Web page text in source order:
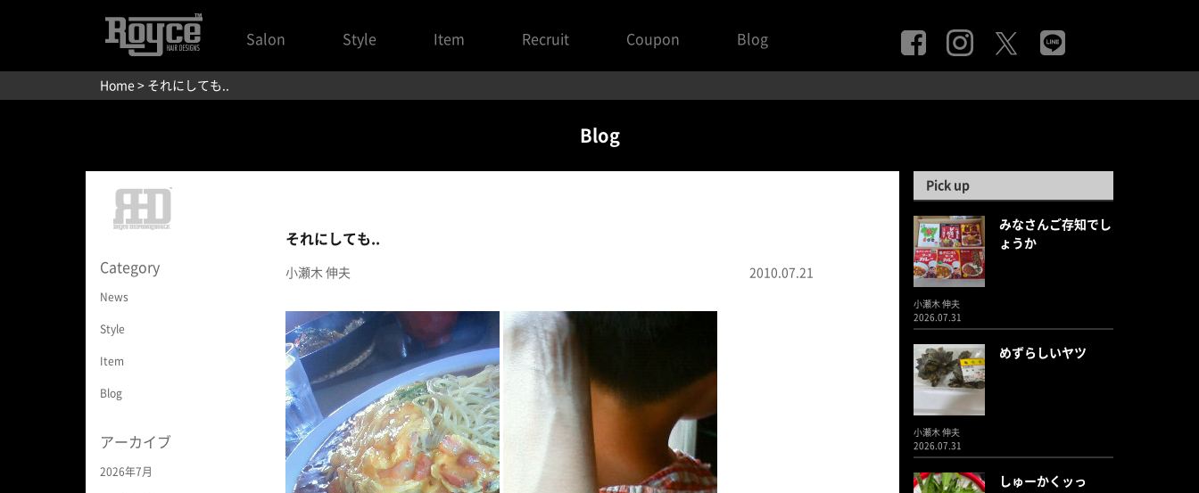
Salon Style Item Recruit Coupon Blog
Home > それにしても..
Blog
Category
News
Style
Item
Blog
アーカイブ
2026年7月
それにしても..
小瀬木 伸夫 2010.07.21
Pick up
みなさんご存知でし
ょうか
小瀬木 伸夫
2026.07.31
めずらしいヤツ
小瀬木 伸夫
2026.07.31
しゅーかくッっ